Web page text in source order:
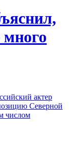
много
актер
Северной
числом